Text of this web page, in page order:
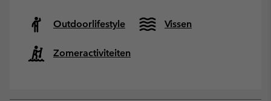
Outdoorlifestyle Vissen
Zomeractiviteiten